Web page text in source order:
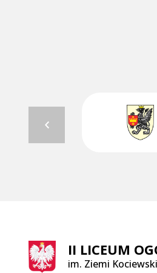
II LICEUM
im. Ziemi